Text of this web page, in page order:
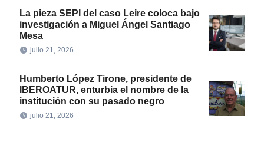
La pieza SEPI del caso Leire coloca bajo
investigación a Miguel Ángel Santiago
Mesa
julio 21, 2026
Humberto López Tirone, presidente de
IBEROATUR, enturbia el nombre de la
institución con su pasado negro
julio 21, 2026